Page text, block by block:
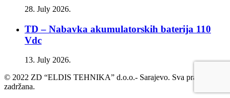
28. July 2026.
TD – Nabavka akumulatorskih baterija 110
Vdc
13. July 2026.
© 2022 ZD “ELDIS TEHNIKA” d.o.o.- Sarajevo. Sva prava
zadržana.